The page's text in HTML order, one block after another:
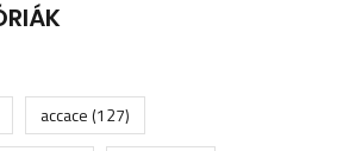
accace(127)